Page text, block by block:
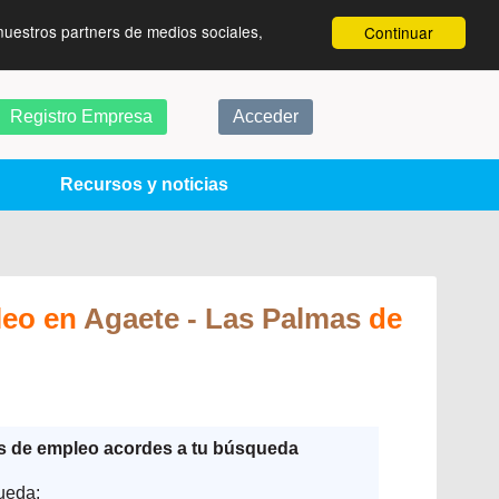
Continuar
partners de medios sociales,
Registro Empresa Acceder
Recursos y noticias
en Agaete - Las Palmas de
de empleo acordes a tu búsqueda